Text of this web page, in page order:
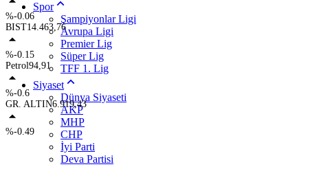
%-0.06
BIST14.463,76
%-0.15
Petrol94,91
%-0.6
GR. ALTIN6.919,43
%-0.49
Spor
Şampiyonlar Ligi
Avrupa Ligi
Premier Lig
Süper Lig
TFF 1. Lig
Siyaset
Dünya Siyaseti
AKP
MHP
CHP
İyi Parti
Deva Partisi